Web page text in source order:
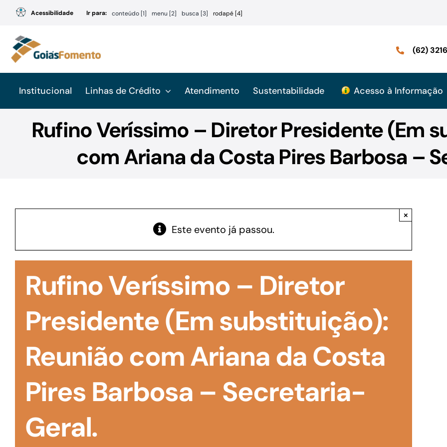
conteúdo
Acessibilidade Ir para: conteúdo [1] menu [2] busca [3] rodapé [4]
(62)
Institucional Linhas de Crédito
manutenção de estoques e despesas operacionais
realizar obras, dentre outros serviços
Turismo
Atendimento Sustentabilidade Acesso à Informação
Rufino Veríssimo – Diretor Presidente (Em
com Ariana da Costa Pires Barbosa –
Este evento já passou.
×
Rufino Veríssimo – Diretor
Presidente (Em substituição):
Reunião com Ariana da Costa
Pires Barbosa – Secretaria-
Geral.